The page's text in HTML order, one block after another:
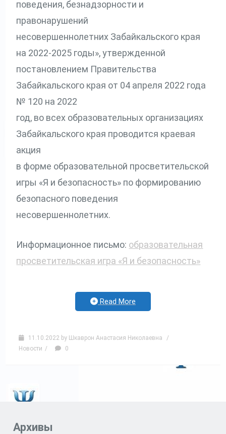
поведения, безнадзорности и
правонарушений
несовершеннолетних Забайкальского края
на 2022-2025 годы», утвержденной
постановлением Правительства
Забайкальского края от 04 апреля 2022 года
№ 120 на 2022
год, во всех образовательных организациях
Забайкальского края проводится краевая
акция
в форме образовательной просветительской
игры «Я и безопасность» по формированию
безопасного поведения
несовершеннолетних.
Информационное письмо: образовательная
просветительская игра «Я и безопасность»
Read More
11.10.2022 by Шкаврон Анастасия Николаевна
/
Новости / 0
Архивы